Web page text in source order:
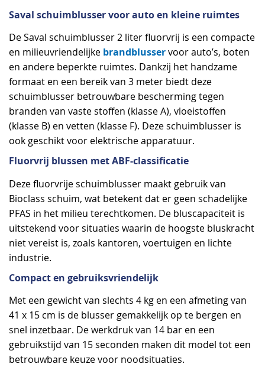
Saval schuimblusser voor auto en kleine ruimtes
De Saval schuimblusser 2 liter fluorvrij is een compacte
en milieuvriendelijke brandblusservoor auto’s, boten
en andere beperkte ruimtes. Dankzij het handzame
formaat en een bereik van 3 meter biedt deze
schuimblusser betrouwbare bescherming tegen
branden van vaste stoffen (klasse A), vloeistoffen
(klasse B) en vetten (klasse F). Deze schuimblusser is
ook geschikt voor elektrische apparatuur.
Fluorvrij blussen met ABF-classificatie
Deze fluorvrije schuimblusser maakt gebruik van
Bioclass schuim, wat betekent dat er geen schadelijke
PFAS in het milieu terechtkomen. De bluscapaciteit is
uitstekend voor situaties waarin de hoogste bluskracht
niet vereist is, zoals kantoren, voertuigen en lichte
industrie.
Compact en gebruiksvriendelijk
Met een gewicht van slechts 4 kg en een afmeting van
41 x 15 cm is de blusser gemakkelijk op te bergen en
snel inzetbaar. De werkdruk van 14 bar en een
gebruikstijd van 15 seconden maken dit model tot een
betrouwbare keuze voor noodsituaties.